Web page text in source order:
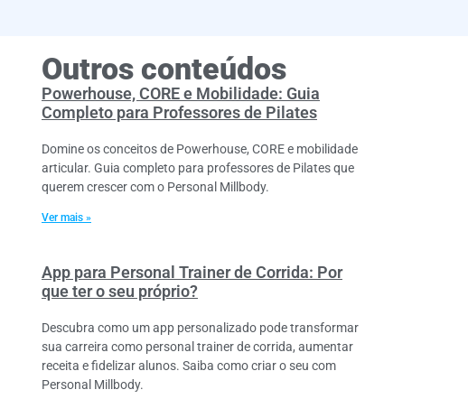
Outros conteúdos
Powerhouse, CORE e Mobilidade: Guia
Completo para Professores de Pilates
Domine os conceitos de Powerhouse, CORE e mobilidade
articular. Guia completo para professores de Pilates que
querem crescer com o Personal Millbody.
Ver mais »
App para Personal Trainer de Corrida: Por
que ter o seu próprio?
Descubra como um app personalizado pode transformar
sua carreira como personal trainer de corrida, aumentar
receita e fidelizar alunos. Saiba como criar o seu com
Personal Millbody.